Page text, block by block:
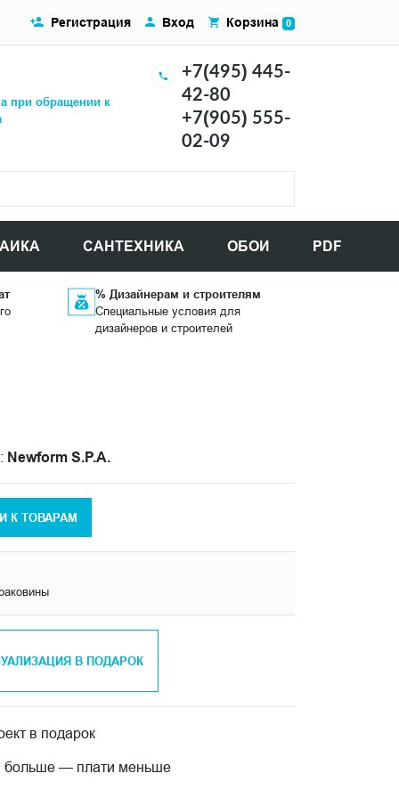
при обращении к
+7(495) 445-
42-80
+7(905) 555-
02-09
САНТЕХНИКА ОБОИ PDF
Регистрация Вход Корзина 0
% Дизайнерам и строителям
Специальные условия для
дизайнеров и строителей
Newform S.P.A.
К ТОВАРАМ
В ПОДАРОК
в подарок
больше — плати меньше